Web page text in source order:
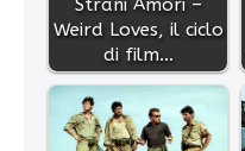
Strani Amori –
Weird Loves, il ciclo
di film…